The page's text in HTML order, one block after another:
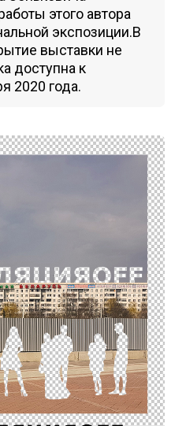
этого автора
экспозиции.В
выставки не
доступна к
2020 года.